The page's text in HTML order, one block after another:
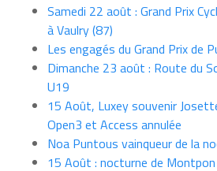
Samedi 22 août : Grand Prix
à Vaulry (87)
Les engagés du Grand Prix de
Dimanche 23 août : Route du
U19
15 Août, Luxey souvenir
Open3 et Access annulée
Noa Puntous vainqueur de la
15 Août : nocturne de